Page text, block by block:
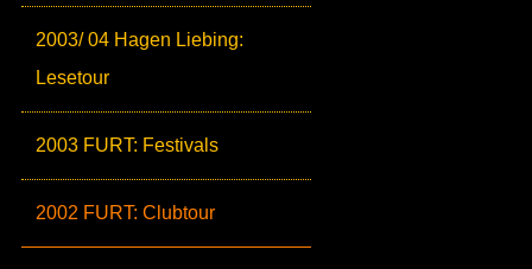
2003/ 04 Hagen Liebing:
Lesetour
2003 FURT: Festivals
2002 FURT: Clubtour